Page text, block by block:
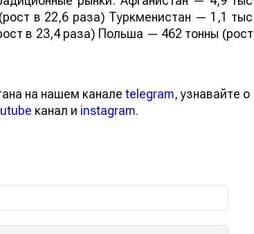
в 22,6 раза) Туркменистан — 1,1 тыс
в 23,4 раза) Польша — 462 тонны (рост
на нашем канале telegram, узнавайте о
канал и instagram.